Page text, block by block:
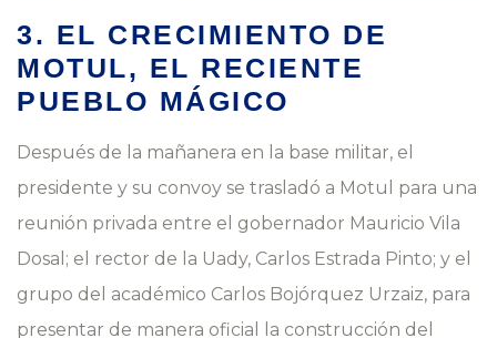
3. EL CRECIMIENTO DE
MOTUL, EL RECIENTE
PUEBLO MÁGICO
Después de la mañanera en la base militar, el
presidente y su convoy se trasladó a Motul para una
reunión privada entre el gobernador Mauricio Vila
Dosal; el rector de la Uady, Carlos Estrada Pinto; y el
grupo del académico Carlos Bojórquez Urzaiz, para
presentar de manera oficial la construcción del